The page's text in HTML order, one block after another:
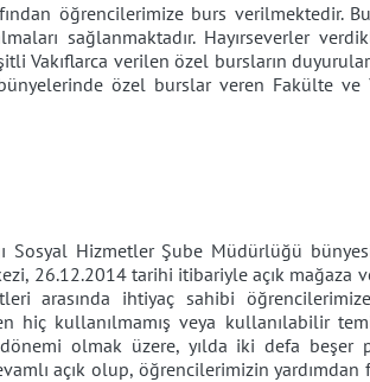
öğrencilerimize burs verilmektedir.
sağlanmaktadır. Hayırseverler
Vakıflarca verilen özel bursların
özel burslar veren Fakülte ve
Sosyal Hizmetler Şube Müdürlüğü
26.12.2014 tarihi itibariyle açık mağaza
arasında ihtiyaç sahibi
hiç kullanılmamış veya kullanılabilir
olmak üzere, yılda iki defa beşer
açık olup, öğrencilerimizin